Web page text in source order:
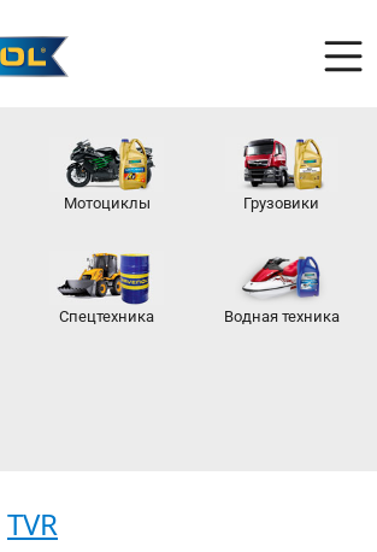
Мотоциклы Грузовики
Спецтехника Водная техника
TVR